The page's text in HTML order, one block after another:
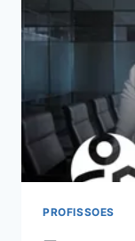
PROFISSOES